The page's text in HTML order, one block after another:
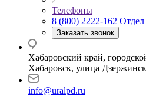
Телефоны
8 (800) 2222-162
Заказать звонок
Хабаровский край,
Хабаровск, улица
info@uralpd.ru